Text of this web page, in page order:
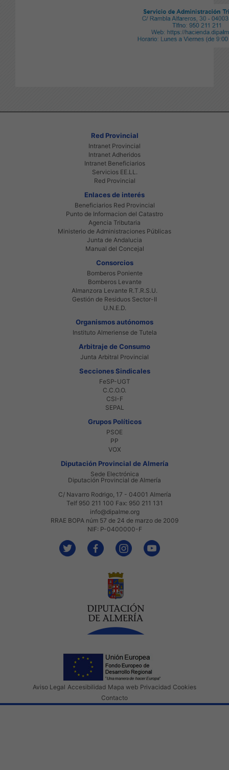
Red Provincial
Intranet Provincial
Intranet Adheridos
Intranet Beneficiarios
Servicios EE.LL.
Red Provincial
Enlaces de interés
Beneficiarios Red Provincial
Punto de Informacion del Catastro
Agencia Tributaria
Ministerio de Administraciones Públicas
Junta de Andalucia
Manual del Concejal
Consorcios
Bomberos Poniente
Bomberos Levante
Almanzora Levante R.T.R.S.U.
Gestión de Residuos Sector-II
U.N.E.D.
Organismos autónomos
Instituto Almeriense de Tutela
Arbitraje de Consumo
Junta Arbitral Provincial
Secciones Sindicales
FeSP-UGT
C.C.O.O.
CSI-F
SEPAL
Grupos Políticos
PSOE
PP
VOX
Diputación Provincial de Almería
Sede Electrónica
Diputación Provincial de Almería
C/ Navarro Rodrigo, 17 - 04001 Almería
Telf 950 211 100 Fax: 950 211 131
info@dipalme.org
RRAE BOPA núm 57 de 24 de marzo de 2009
NIF: P-0400000-F
Aviso Legal Accesibilidad Mapa web Privacidad Cookies
Contacto